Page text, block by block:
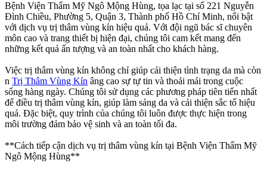
Bệnh Viện Thẩm Mỹ Ngô Mộng Hùng, tọa lạc tại số 221 Nguyễn
Đình Chiều, Phường 5, Quận 3, Thành phố Hồ Chí Minh, nổi bật
với dịch vụ trị thâm vùng kín hiệu quả. Với đội ngũ bác sĩ chuyên
môn cao và trang thiết bị hiện đại, chúng tôi cam kết mang đến
những kết quả ấn tượng và an toàn nhất cho khách hàng.
Việc trị thâm vùng kín không chỉ giúp cải thiện tình trạng da mà còn
n Trị Thâm Vùng Kín âng cao sự tự tin và thoải mái trong cuộc
sống hàng ngày. Chúng tôi sử dụng các phương pháp tiên tiến nhất
để điều trị thâm vùng kín, giúp làm sáng da và cải thiện sắc tố hiệu
quả. Đặc biệt, quy trình của chúng tôi luôn được thực hiện trong
môi trường đảm bảo vệ sinh và an toàn tối đa.
**Cách tiếp cận dịch vụ trị thâm vùng kín tại Bệnh Viện Thẩm Mỹ
Ngô Mộng Hùng**